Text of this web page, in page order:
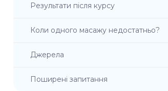
Результати після курсу
Коли одного масажу недостатньо?
Джерела
Поширені запитання